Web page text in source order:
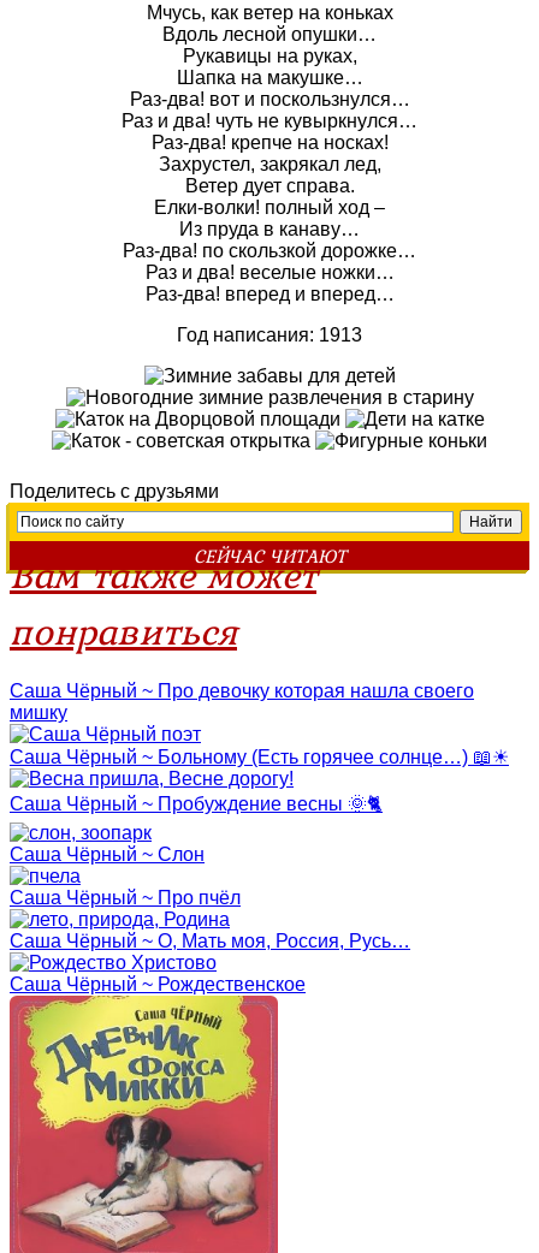
Мчусь, как ветер на коньках
Вдоль лесной опушки…
Рукавицы на руках,
Шапка на макушке…
Раз-два! вот и поскользнулся…
Раз и два! чуть не кувыркнулся…
Раз-два! крепче на носках!
Захрустел, закрякал лед,
Ветер дует справа.
Елки-волки! полный ход –
Из пруда в канаву…
Раз-два! по скользкой дорожке…
Раз и два! веселые ножки…
Раз-два! вперед и вперед…
Год написания: 1913
Поделитесь с друзьями
СЕЙЧАС ЧИТАЮТ
Вам также может
понравиться
Саша Чёрный ~ Про девочку которая нашла своего
мишку
Саша Чёрный ~ Больному (Есть горячее солнце…) 📖☀
Саша Чёрный ~ Пробуждение весны 🌞🐈
Саша Чёрный ~ Слон
Саша Чёрный ~ Про пчёл
Саша Чёрный ~ О, Мать моя, Россия, Русь…
Саша Чёрный ~ Рождественское